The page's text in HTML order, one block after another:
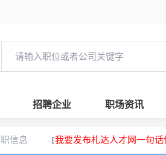
招聘企业 职场资讯
信息 [我要发布札达人才网一句话